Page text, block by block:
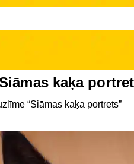
kaķa
“Siāmas kaķa portrets”